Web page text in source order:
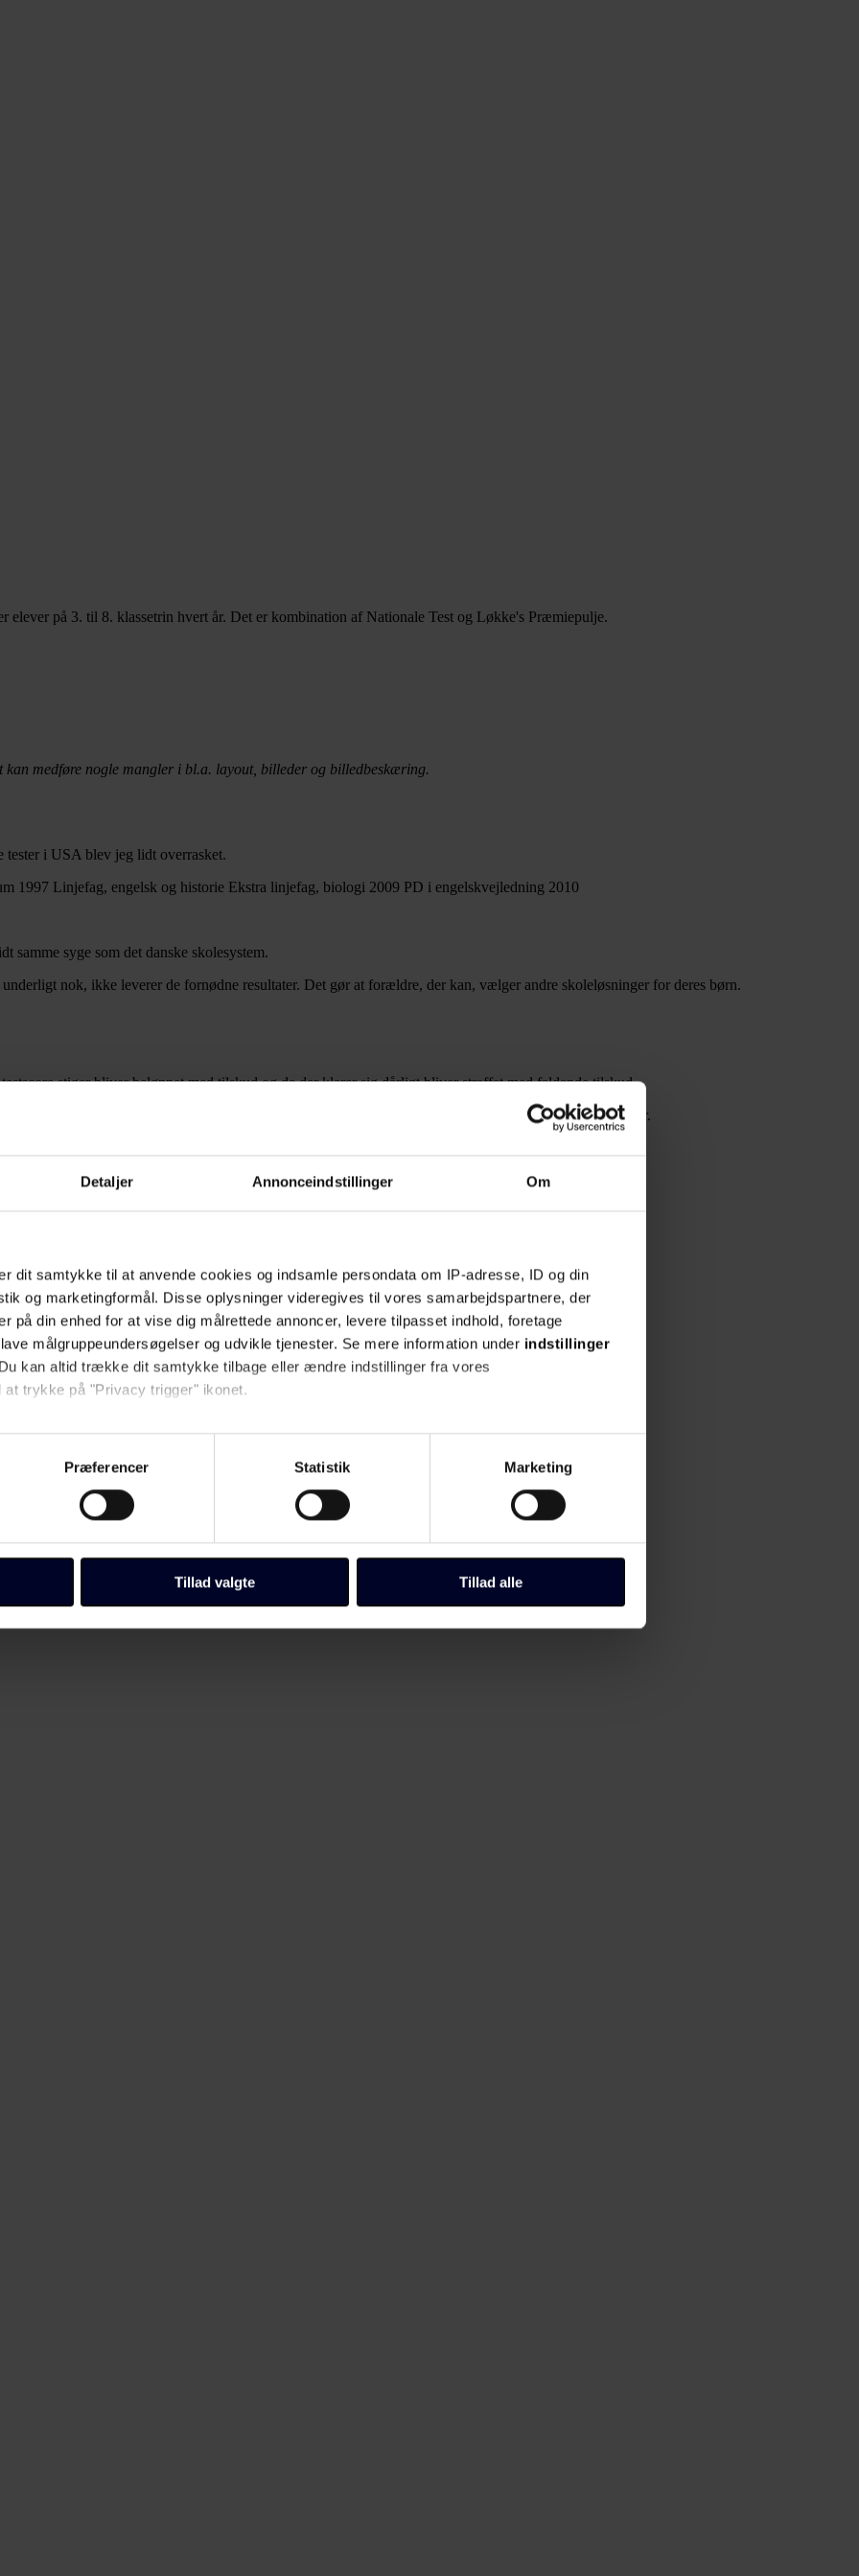
Detaljer Annonceindstillinger Om
dit samtykke til at anvende cookies og indsamle persondata om IP-adresse, ID og din
og marketingformål. Disse oplysninger videregives til vores samarbejdspartnere, der
på din enhed for at vise dig målrettede annoncer, levere tilpasset indhold, foretage
målgruppeundersøgelser og udvikle tjenester. Se mere information under indstillinger
kan altid trække dit samtykke tilbage eller ændre indstillinger fra vores
at trykke på "Privacy trigger" ikonet.
gerne:
om din placering, der kan være nøjagtig inden for få meter
herunder trække din accept tilbage, ved at klikke på link til "Administrer samtykke" i
Folkeskolens domæner. Få mere at vide om, hvem vi er, hvordan du kan kontakte
Præferencer Statistik Marketing
Tillad valgte Tillad alle
på 3. til 8. klassetrin hvert år. Det er kombination af Nationale Test og Løkke's Præmiepulje.
kan medføre nogle mangler i bl.a. layout, billeder og billedbeskæring.
tester i USA blev jeg lidt overrasket.
1997 Linjefag, engelsk og historie Ekstra linjefag, biologi 2009 PD i engelskvejledning 2010
samme syge som det danske skolesystem.
nok, ikke leverer de fornødne resultater. Det gør at forældre, der kan, vælger andre skoleløsninger for deres børn.
stiger bliver belønnet med tilskud og de der klarer sig dårligt bliver straffet med faldende tilskud.
der. Obamas model forstærkede No Child Left Behind med større præmiesummer til gode præstationer.
præsterende skoler klarer sig dårligere end tidligere.
lærere og velholdte moderne skoler.
York's Steinhardt Universitet. Hun har også været assisterendeuddannelsesminister i USA.